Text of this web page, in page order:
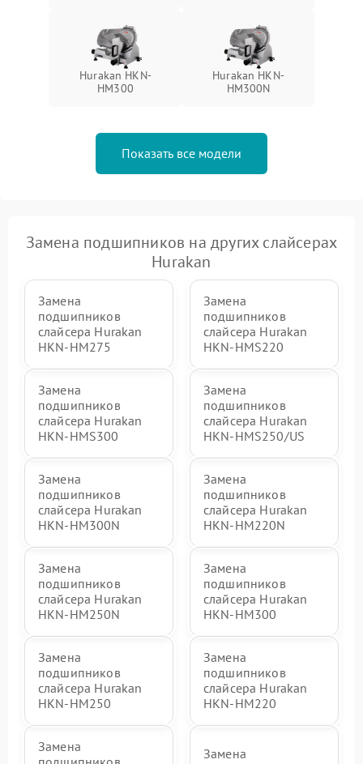
Hurakan HKN-
HM300
Hurakan HKN-
HM300N
Показать все модели
Замена подшипников на других слайсерах
Hurakan
Замена
подшипников
слайсера Hurakan
HKN-HM275
Замена
подшипников
слайсера Hurakan
HKN-HMS220
Замена
подшипников
слайсера Hurakan
HKN-HMS300
Замена
подшипников
слайсера Hurakan
HKN-HMS250/US
Замена
подшипников
слайсера Hurakan
HKN-HM300N
Замена
подшипников
слайсера Hurakan
HKN-HM220N
Замена
подшипников
слайсера Hurakan
HKN-HM250N
Замена
подшипников
слайсера Hurakan
HKN-HM300
Замена
подшипников
слайсера Hurakan
HKN-HM250
Замена
подшипников
слайсера Hurakan
HKN-HM220
Замена
Замена